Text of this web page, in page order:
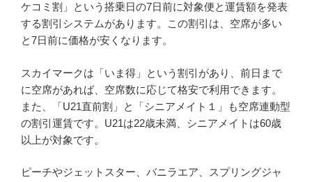
ケコミ割」という搭乗日の7日前に対象便と運賃額を発表
する割引システムがあります。この割引は、空席が多い
と7日前に価格が安くなります。
スカイマークは「いま得」という割引があり、前日まで
に空席があれば、空席数に応じて格安で利用できます。
また、「U21直前割」と「シニアメイト１」も空席連動型
の割引運賃です。U21は22歳未満、シニアメイトは60歳
以上が対象です。
ピーチやジェットスター、バニラエア、スプリングジャ